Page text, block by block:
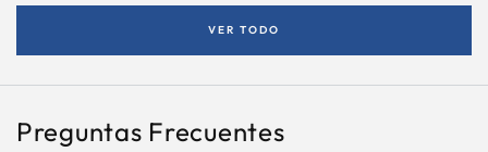
VER TODO
Preguntas Frecuentes